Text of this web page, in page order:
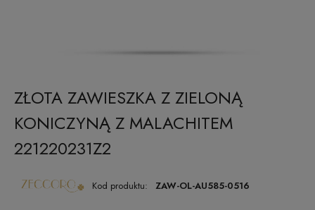
ZŁOTA ZAWIESZKA Z ZIELONĄ
KONICZYNĄ Z MALACHITEM
221220231Z2
Kod produktu: ZAW-OL-AU585-0516